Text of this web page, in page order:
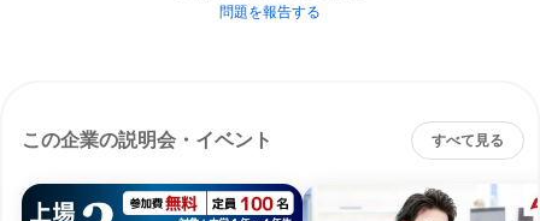
問題を報告する
この企業の説明会・イベント すべて見る